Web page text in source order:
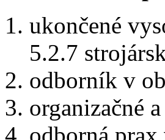
ukončené
5.2.7
odborník v
organizačné
odborná